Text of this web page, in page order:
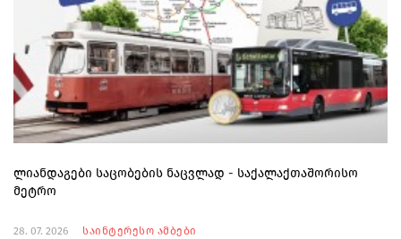
ლიანდაგები საცობების ნაცვლად - საქალაქთაშორისო
მეტრო
28. 07. 2026 საინტერესო ამბები